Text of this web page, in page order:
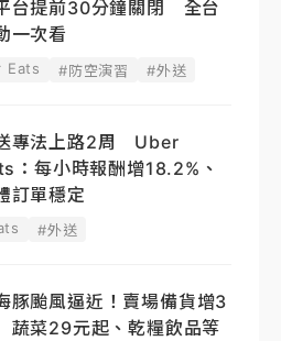
台提前30分鐘關閉 全台
一次看
Eats #防空演習 #外送
專法上路2周 Uber
：每小時報酬增18.2%、
訂單穩定
#外送
豚颱風逼近！賣場備貨增3
菜29元起、乾糧飲品等